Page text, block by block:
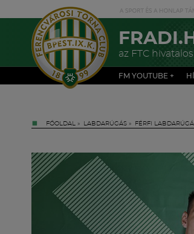
az FTC
FM YOUTUBE +
FŐOLDAL » LABDARÚGÁS » FÉRFI